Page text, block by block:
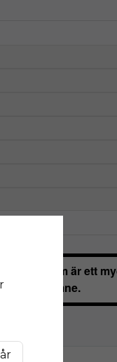
som är ett
ämne.